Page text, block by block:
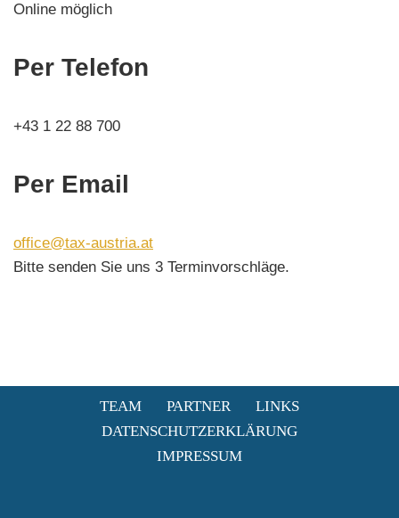
Online möglich
Per Telefon
+43 1 22 88 700
Per Email
office@tax-austria.at
Bitte senden Sie uns 3 Terminvorschläge.
TEAM PARTNER
LINKS
DATENSCHUTZERKLÄRUNG
IMPRESSUM